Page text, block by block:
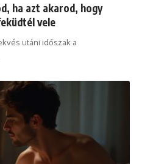
ha azt akarod, hogy
vele
utáni időszak a